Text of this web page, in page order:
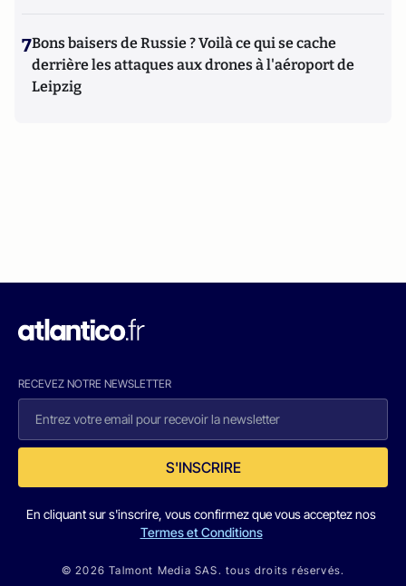
7Bons baisers de Russie ? Voilà ce qui se cache
derrière les attaques aux drones à l'aéroport de
Leipzig
RECEVEZ NOTRE NEWSLETTER
S'INSCRIRE
En cliquant sur s'inscrire, vous confirmez que vous acceptez nos
Termes et Conditions
© 2026 Talmont Media SAS. tous droits réservés.